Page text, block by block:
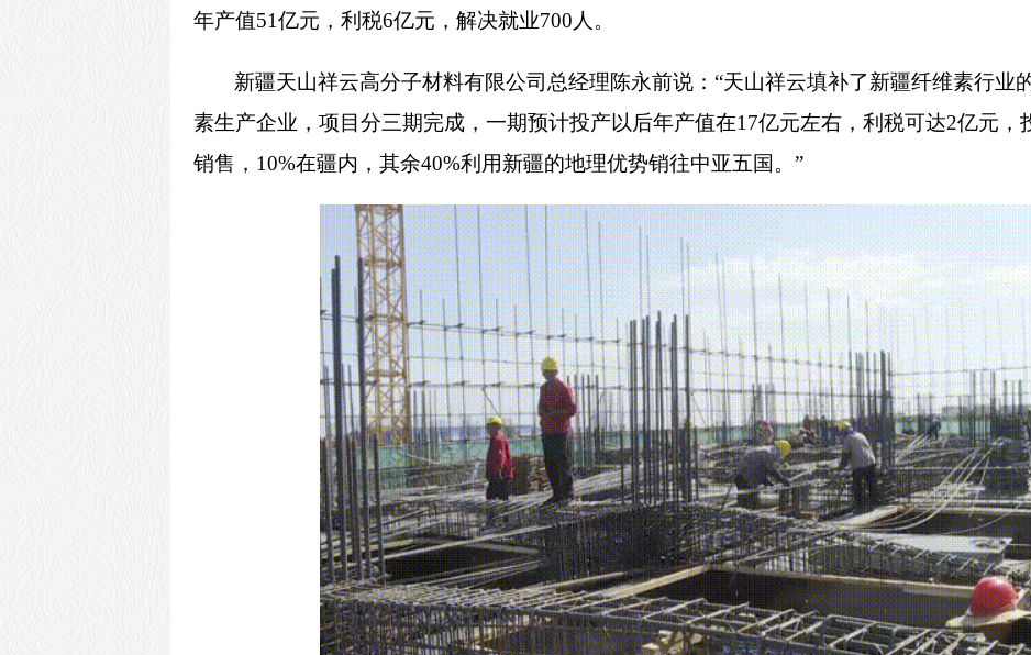
年产值51亿元，利税6亿元，解决就业700人。
新疆天山祥云高分子材料有限公司总经理陈永前说：“天山祥云填补了新疆纤维素行业
素生产企业，项目分三期完成，一期预计投产以后年产值在17亿元左右，利税可达2亿元，
销售，10%在疆内，其余40%利用新疆的地理优势销往中亚五国。”